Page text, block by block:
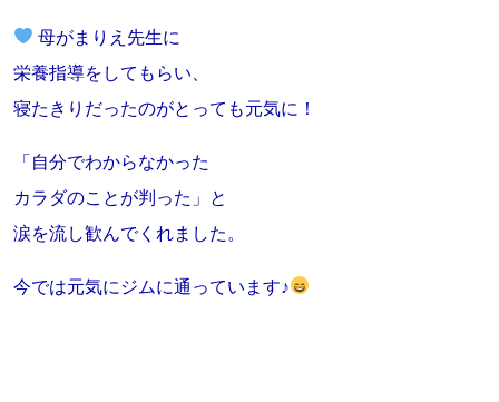
母がまりえ先生に
栄養指導をしてもらい、
寝たきりだったのがとっても元気に！
「自分でわからなかった
カラダのことが判った」と
涙を流し歓んでくれました。
今では元気にジムに通っています♪